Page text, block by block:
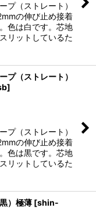
プ（ストレート）
の伸び止め接着
色は白です。芯地
リットしているた
プ（ストレート）
]
プ（ストレート）
の伸び止め接着
色は黒です。芯地
リットしているた
）極薄 [shin-